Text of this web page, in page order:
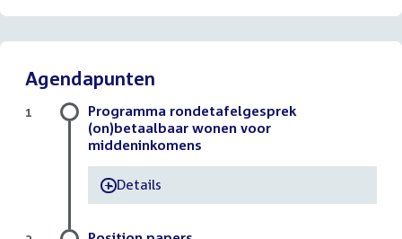
Agendapunten
Programma rondetafelgesprek
(on)betaalbaar wonen voor
middeninkomens
-Details
1